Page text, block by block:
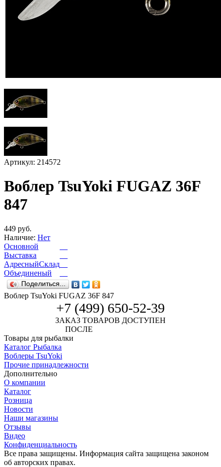
Артикул: 214572
Воблер TsuYoki FUGAZ 36F
847
449 руб.
Наличие: Нет
Основной
Выставка
АдресныйСклад
Объединеный
Поделиться...
Воблер TsuYoki FUGAZ 36F 847
+7 (499) 650-52-39
ЗАКАЗ ТОВАРОВ ДОСТУПЕН
ПОСЛЕ
Товары для рыбалки
Каталог Рыбалка
Воблеры TsuYoki
Прочие принадлежности
Дополнительно
О компании
Каталог
Розница
Новости
Наши магазины
Отзывы
Видео
Конфиденциальность
Все права защищены. Информация сайта защищена законом
об авторских правах.